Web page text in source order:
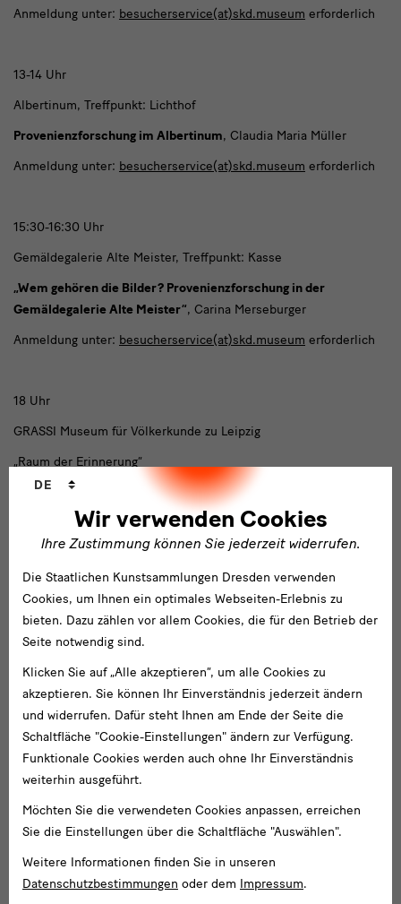
Anmeldung unter: besucherservice(at)skd.museum erforderlich
13-14 Uhr
Albertinum, Treffpunkt: Lichthof
Provenienzforschung im Albertinum, Claudia Maria Müller
Anmeldung unter: besucherservice(at)skd.museum erforderlich
15:30-16:30 Uhr
Gemäldegalerie Alte Meister, Treffpunkt: Kasse
„Wem gehören die Bilder? Provenienzforschung in der
Gemäldegalerie Alte Meister“, Carina Merseburger
Anmeldung unter: besucherservice(at)skd.museum erforderlich
18 Uhr
GRASSI Museum für Völkerkunde zu Leipzig
„Raum der Erinnerung“
Tag der Provenienzforschung - Führung und Gespräch
https://grassi-voelkerkunde.skd.museum/programm/
Neuer Blog
„Transfers von Thüringen nach Sachsen: Forschung an den
Völkerkundemuseen Dresden und Leipzig zu Übernahmen von
Oppermann
https://blog.skd.museum/
https://www.arbeitskreis-provenienzforschung.org/tag-der-
Wir verwenden Cookies
Ihre Zustimmung können Sie jederzeit widerrufen.
Sprachwechsler
DE
Die Staatlichen Kunstsammlungen Dresden verwenden
Cookies, um Ihnen ein optimales Webseiten-Erlebnis zu
bieten. Dazu zählen vor allem Cookies, die für den Betrieb der
Seite notwendig sind.
Klicken Sie auf „Alle akzeptieren“, um alle Cookies zu
akzeptieren. Sie können Ihr Einverständnis jederzeit ändern
und widerrufen. Dafür steht Ihnen am Ende der Seite die
Schaltfläche "Cookie-Einstellungen" ändern zur Verfügung.
Funktionale Cookies werden auch ohne Ihr Einverständnis
weiterhin ausgeführt.
Möchten Sie die verwendeten Cookies anpassen, erreichen
Sie die Einstellungen über die Schaltfläche "Auswählen".
Weitere Informationen finden Sie in unseren
Datenschutzbestimmungen oder dem Impressum.